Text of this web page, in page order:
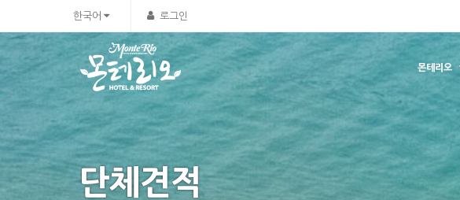
한국어 로그인
몬테리오
단체견적
Sketchbook5, 스케치북5